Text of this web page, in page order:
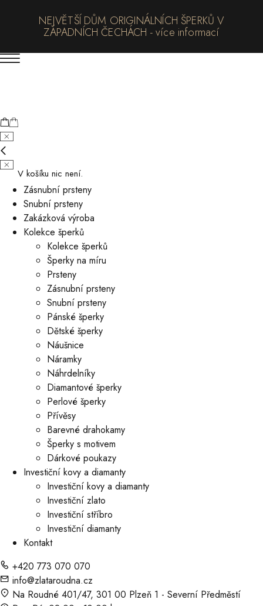
NEJVĚTŠÍ DŮM ORIGINÁLNÍCH ŠPERKŮ V
ZÁPADNÍCH ČECHÁCH - více informací
V košíku nic není.
Zásnubní prsteny
Snubní prsteny
Zakázková výroba
Kolekce šperků
Kolekce šperků
Šperky na míru
Prsteny
Zásnubní prsteny
Snubní prsteny
Pánské šperky
Dětské šperky
Náušnice
Náramky
Náhrdelníky
Diamantové šperky
Perlové šperky
Přívěsy
Barevné drahokamy
Šperky s motivem
Dárkové poukazy
Investiční kovy a diamanty
Investiční kovy a diamanty
Investiční zlato
Investiční stříbro
Investiční diamanty
Kontakt
+420 773 070 070
info@zlataroudna.cz
Na Roudné 401/47, 301 00 Plzeň 1 - Severní Předměstí